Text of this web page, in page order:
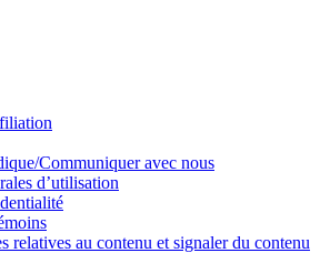
Communiquer avec nous
d’utilisation
relatives au contenu et signaler du contenu